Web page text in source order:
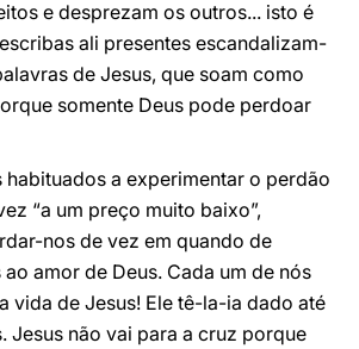
e desprezam os outros... isto é
ali presentes escandalizam-
de Jesus, que soam como
somente Deus pode perdoar
habituados a experimentar o perdão
“a um preço muito baixo”,
nos de vez em quando de
amor de Deus. Cada um de nós
vida de Jesus! Ele tê-la-ia dado até
Jesus não vai para a cruz porque